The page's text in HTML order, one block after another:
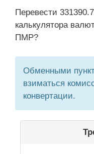
Перевести
калькулятора
ПМР?
Обменными
взиматься
конвертации.